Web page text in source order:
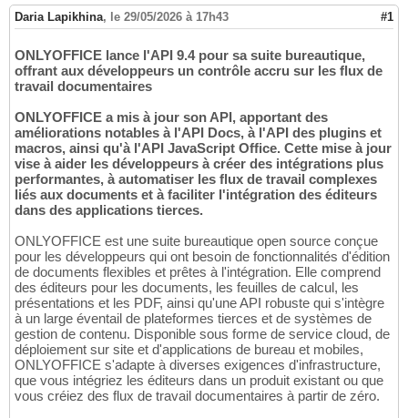
Daria Lapikhina, le 29/05/2026 à 17h43 #1
ONLYOFFICE lance l'API 9.4 pour sa suite bureautique,
offrant aux développeurs un contrôle accru sur les flux de
travail documentaires
ONLYOFFICE a mis à jour son API, apportant des
améliorations notables à l'API Docs, à l'API des plugins et
macros, ainsi qu'à l'API JavaScript Office. Cette mise à jour
vise à aider les développeurs à créer des intégrations plus
performantes, à automatiser les flux de travail complexes
liés aux documents et à faciliter l'intégration des éditeurs
dans des applications tierces.
ONLYOFFICE est une suite bureautique open source conçue
pour les développeurs qui ont besoin de fonctionnalités d'édition
de documents flexibles et prêtes à l'intégration. Elle comprend
des éditeurs pour les documents, les feuilles de calcul, les
présentations et les PDF, ainsi qu'une API robuste qui s'intègre
à un large éventail de plateformes tierces et de systèmes de
gestion de contenu. Disponible sous forme de service cloud, de
déploiement sur site et d'applications de bureau et mobiles,
ONLYOFFICE s'adapte à diverses exigences d'infrastructure,
que vous intégriez les éditeurs dans un produit existant ou que
vous créiez des flux de travail documentaires à partir de zéro.